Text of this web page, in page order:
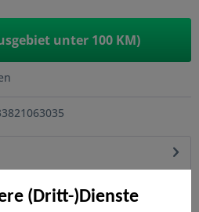
(Dritt-)Dienste
unter 100 KM)
Aluminium-Profile hohe
Zaunfeld-Sets...mehr